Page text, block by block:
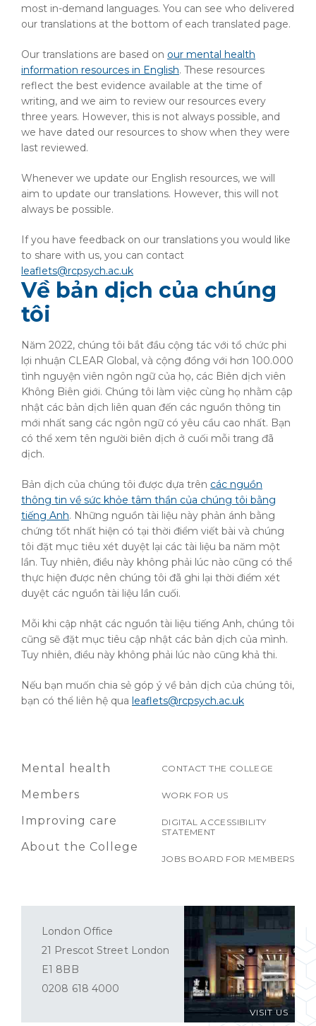
most in-demand languages. You can see who delivered
our translations at the bottom of each translated page.
Our translations are based on our mental health
information resources in English. These resources
reflect the best evidence available at the time of
writing, and we aim to review our resources every
three years. However, this is not always possible, and
we have dated our resources to show when they were
last reviewed.
Whenever we update our English resources, we will
aim to update our translations. However, this will not
always be possible.
If you have feedback on our translations you would like
to share with us, you can contact
leaflets@rcpsych.ac.uk
Về bản dịch của chúng
tôi
Năm 2022, chúng tôi bắt đầu cộng tác với tổ chức phi
lợi nhuận CLEAR Global, và cộng đồng với hơn 100.000
tình nguyện viên ngôn ngữ của họ, các Biên dịch viên
Không Biên giới. Chúng tôi làm việc cùng họ nhằm cập
nhật các bản dịch liên quan đến các nguồn thông tin
mới nhất sang các ngôn ngữ có yêu cầu cao nhất. Bạn
có thể xem tên người biên dịch ở cuối mỗi trang đã
dịch.
Bản dịch của chúng tôi được dựa trên các nguồn
thông tin về sức khỏe tâm thần của chúng tôi bằng
tiếng Anh. Những nguồn tài liệu này phản ánh bằng
chứng tốt nhất hiện có tại thời điểm viết bài và chúng
tôi đặt mục tiêu xét duyệt lại các tài liệu ba năm một
lần. Tuy nhiên, điều này không phải lúc nào cũng có thể
thực hiện được nên chúng tôi đã ghi lại thời điểm xét
duyệt các nguồn tài liệu lần cuối.
Mỗi khi cập nhật các nguồn tài liệu tiếng Anh, chúng tôi
cũng sẽ đặt mục tiêu cập nhật các bản dịch của mình.
Tuy nhiên, điều này không phải lúc nào cũng khả thi.
Nếu bạn muốn chia sẻ góp ý về bản dịch của chúng tôi,
bạn có thể liên hệ qua leaflets@rcpsych.ac.uk
Mental health
Members
Improving care
About the College
CONTACT THE COLLEGE
WORK FOR US
DIGITAL ACCESSIBILITY
STATEMENT
JOBS BOARD FOR MEMBERS
VISIT US
London Office
21 Prescot Street London
E1 8BB
0208 618 4000